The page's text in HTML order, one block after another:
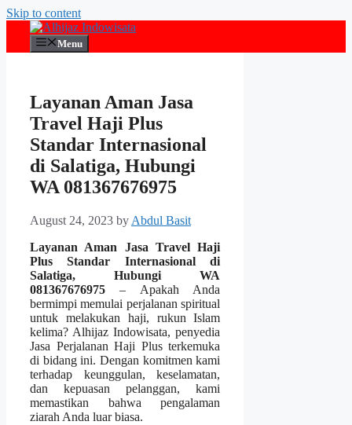
Skip to content
Menu
Layanan Aman Jasa
Travel Haji Plus
Standar Internasional
di Salatiga, Hubungi
WA 081367676975
August 24, 2023 by Abdul Basit
Layanan Aman Jasa Travel Haji
Plus Standar Internasional di
Salatiga, Hubungi WA
081367676975 – Apakah Anda
bermimpi memulai perjalanan spiritual
untuk melakukan haji, rukun Islam
kelima? Alhijaz Indowisata, penyedia
Jasa Perjalanan Haji Plus terkemuka
di bidang ini. Dengan komitmen kami
terhadap keunggulan, keselamatan,
dan kepuasan pelanggan, kami
memastikan bahwa pengalaman
ziarah Anda luar biasa.